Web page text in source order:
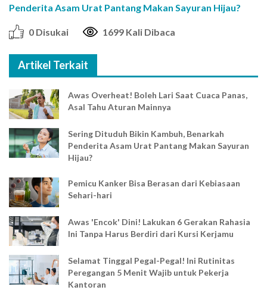
Penderita Asam Urat Pantang Makan Sayuran Hijau?
0 Disukai 1699 Kali Dibaca
Artikel Terkait
Awas Overheat! Boleh Lari Saat Cuaca Panas,
Asal Tahu Aturan Mainnya
Sering Dituduh Bikin Kambuh, Benarkah
Penderita Asam Urat Pantang Makan Sayuran
Hijau?
Pemicu Kanker Bisa Berasan dari Kebiasaan
Sehari-hari
Awas 'Encok' Dini! Lakukan 6 Gerakan Rahasia
Ini Tanpa Harus Berdiri dari Kursi Kerjamu
Selamat Tinggal Pegal-Pegal! Ini Rutinitas
Peregangan 5 Menit Wajib untuk Pekerja
Kantoran